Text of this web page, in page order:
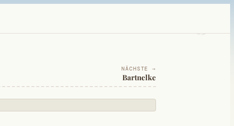
NÄCHSTE →
Bartnelke